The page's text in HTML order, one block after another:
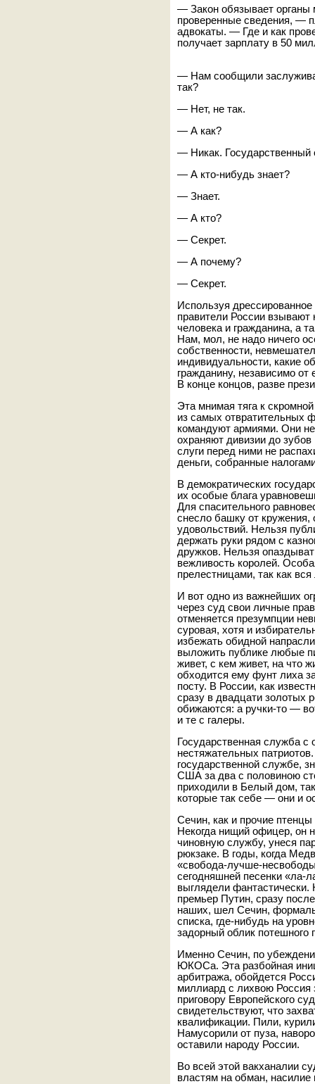
— Закон обязывает органы
проверенные сведения, —
адвокаты. — Где и как
получает зарплату в 50
— Нам сообщили
так?
— Нет, не так.
— А как?
— Никак. Государственный
— А кто-нибудь знает?
— Знает.
— А кто?
— Секрет.
— А почему?
— Секрет.
Используя
правители России взывают
человека и гражданина, а
Нам, мол, не надо ничего
собственности,
индивидуальности, какие
гражданину, независимо от
В конце концов, разве
Эта мнимая тяга к
из самых отвратительных
командуют армиями. Они
охраняют дивизии до
слуги перед ними не
деньги, собранные
В демократических
их особые блага
Для спасительного
снесло башку от
удовольствий. Нельзя
держать руки рядом с
дружков. Нельзя
вежливость королей.
прелестницами, так как
И вот одно из важнейших
через суд свои личные
отменяется презумпции
суровая, хотя и
избежать обидной
выложить публике любые
живет, с кем живет, на что
обходится ему фунт лиха
посту. В России, как
сразу в двадцати золотых
обижаются: а ручки-то —
и те с галеры.
Государственная служба
нестяжательных
государственной службе,
США за два с половиною
приходили в Белый дом,
которые так себе — они и
Сечин, как и прочие птенцы
Некогда нищий офицер, он
чиновную службу, унеся
рюкзаке. В годы, когда
«свобода-лучше-
сегодняшней песенки «ла-
выглядели
премьер Путин, сразу
наших, шел Сечин,
списка, где-нибудь на
задорный облик потешного
Именно Сечин, по
ЮКОСа. Эта разбойная
арбитража, обойдется
миллиард с лихвою
приговору Европейского
свидетельствуют, что
квалификации. Пили,
Намусорили от пуза,
оставили народу России.
Во всей этой вакханалии
властям на обман, насилие